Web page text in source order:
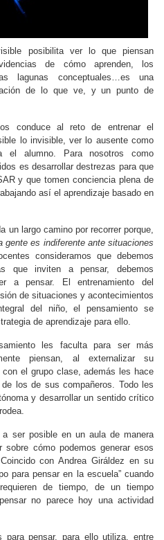
posibilita ver lo que piensan
de cómo aprenden, los
lagunas conceptuales…es una
de lo que ve, y un punto de
conduce al reto de entrenar el
lo invisible, ver lo ausente como
el alumno. Para nosotros como
es desarrollar destrezas para que
y que tomen conciencia plena de
así el aprendizaje basado en
un largo camino por recorrer porque,
gente es indiferente ante situaciones
consideramos que debemos
que inviten a pensar, debemos
a pensar. El entrenamiento del
de situaciones y acontecimientos
del niño, el pensamiento se
de aprendizaje para ello.
les faculta para ser más
piensan, al externalizar su
el grupo clase, además les hace
los de sus compañeros. Todo les
y desarrollar un sentido crítico
ser posible en un aula de manera
sobre cómo podemos generar esos
con Andrea Giráldez en su
para pensar en la escuela” cuando
de tiempo, de un tiempo
no parece hoy una actividad
para pensar, para ello utiliza, entre